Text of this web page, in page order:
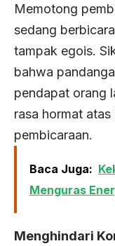
Memotong
sedang
tampak egois.
bahwa
pendapat orang
rasa hormat
pembicaraan.
Baca Juga:
Menguras
Menghindari